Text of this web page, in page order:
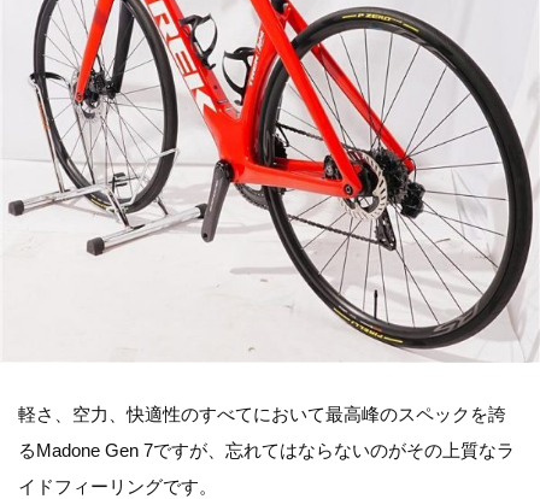
軽さ、空力、快適性のすべてにおいて最高峰のスペックを誇
るMadone Gen 7ですが、忘れてはならないのがその上質なラ
イドフィーリングです。